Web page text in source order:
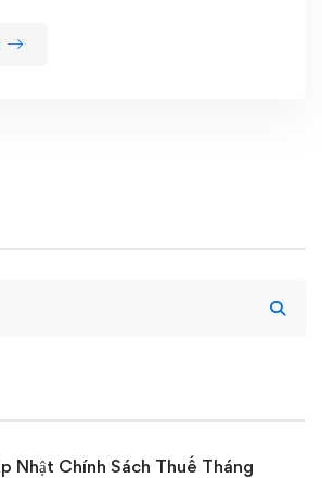
Nhật Chính Sách Thuế Tháng